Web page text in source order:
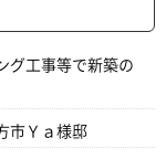
グ工事等で新築の
市Ｙａ様邸